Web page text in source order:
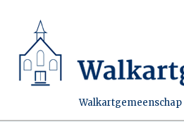
Walkartgemeenschap